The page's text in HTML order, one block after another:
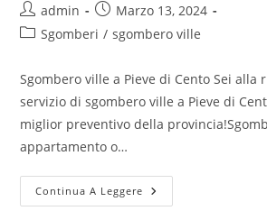
admin
Marzo 13, 2024
Sgomberi / sgombero ville
Sgombero ville a Pieve di Cento Sei alla
servizio di sgombero ville a Pieve di
miglior preventivo della
appartamento o…
Continua A Leggere